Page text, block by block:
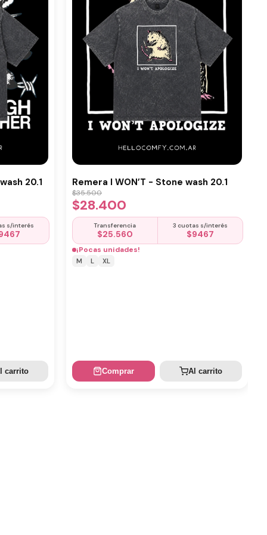
20.1
s/interés
carrito
Remera I WON’T - Stone wash 20.1
$35.500
$28.400
Transferencia
$25.560
3 cuotas s/interés
$9467
¡Pocas unidades!
M L XL
Comprar Al carrito